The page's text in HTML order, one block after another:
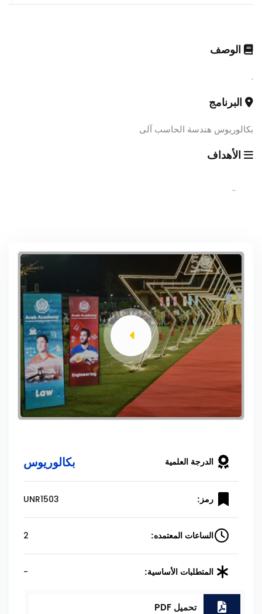
الوصف
.
البرنامج
بكالوريوس هندسة الحاسب آلى
الأهداف
..
الدرجة العلمية بكالوريوس
رمز: UNR1503
الساعات المعتمده: 2
المتطلبات الأساسية: -
تحميل PDF